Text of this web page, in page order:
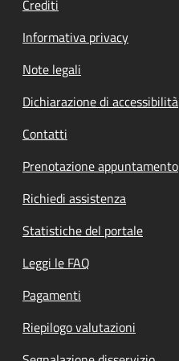
Crediti
Informativa privacy
Note legali
Dichiarazione di accessibilità
Contatti
Prenotazione appuntamento
Richiedi assistenza
Statistiche del portale
Leggi le FAQ
Pagamenti
Riepilogo valutazioni